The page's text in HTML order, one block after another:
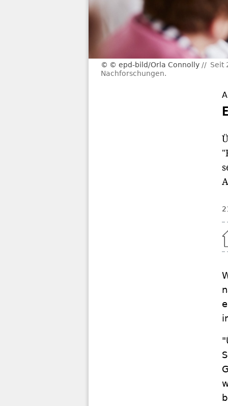
© epd-bild/Orla Connolly
Seit
Nachforschungen.